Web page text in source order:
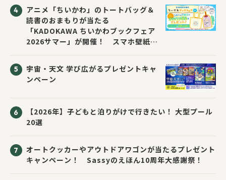
アニメ「ちいかわ」のトートバッグ＆
読書のおまもりが当たる
「KADOKAWA ちいかわブックフェア
2026サマー」が開催！ スマホ壁紙は
宇宙・天文 学び広がるプレゼントキャ
ンペーン
【2026年】子どもと泊りがけで行きたい！ 大型プール
20選
オートクッカーやアウトドアワゴンが当たるプレゼント
キャンペーン！ Sassyのえほん10周年大感謝祭！